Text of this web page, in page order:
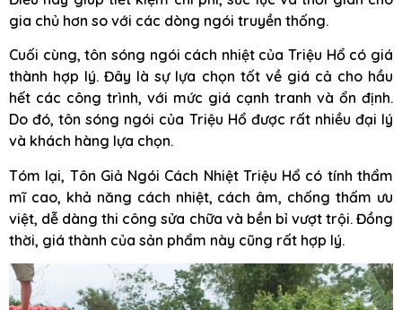
gia chủ hơn so với các dòng ngói truyền thống.
Cuối cùng, tôn sóng ngói cách nhiệt của Triệu Hổ có giá
thành hợp lý. Đây là sự lựa chọn tốt về giá cả cho hầu
hết các công trình, với mức giá cạnh tranh và ổn định.
Do đó, tôn sóng ngói của Triệu Hổ được rất nhiều đại lý
và khách hàng lựa chọn.
Tóm lại, Tôn Giả Ngói Cách Nhiệt Triệu Hổ có tính thẩm
mĩ cao, khả năng cách nhiệt, cách âm, chống thấm ưu
việt, dễ dàng thi công sửa chữa và bền bỉ vượt trội. Đồng
thời, giá thành của sản phẩm này cũng rất hợp lý.